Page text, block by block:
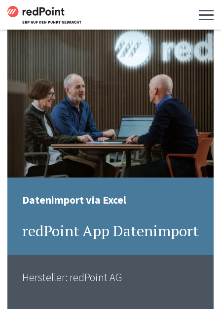
Datenimport via Excel
redPoint App Datenimport
Hersteller: redPoint AG